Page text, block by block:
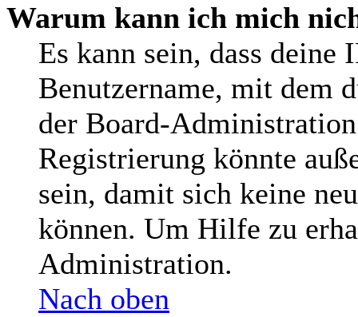
Warum kann ich mich
Es kann sein, dass deine
Benutzername, mit dem
der Board-
Registrierung könnte
sein, damit sich keine
können. Um Hilfe zu
Administration.
Nach oben